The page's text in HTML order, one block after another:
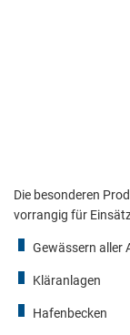
Die besonderen
vorrangig für
Gewässern aller
Kläranlagen
Hafenbecken